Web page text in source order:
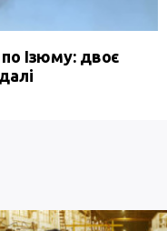
Ізюму: двоє